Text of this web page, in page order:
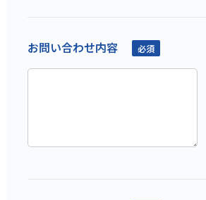
お問い合わせ内容 必須